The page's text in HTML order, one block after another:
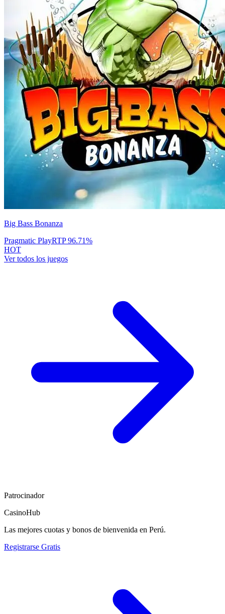
Big Bass Bonanza
Pragmatic PlayRTP96.71%
HOT
Ver todos los juegos
Patrocinador
CasinoHub
Las mejores cuotas y bonos de bienvenida en Perú.
Registrarse Gratis